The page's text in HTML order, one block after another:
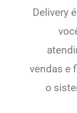
Delivery
vendas e
o